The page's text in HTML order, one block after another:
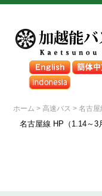
ホーム >高速バス >名古屋
名古屋線 HP（1.14～3